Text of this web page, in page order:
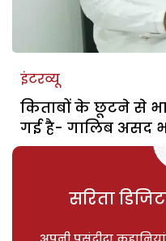
इंटरव्यू
किताबों के छूटने से
गई है- गालिब असद
सरिता